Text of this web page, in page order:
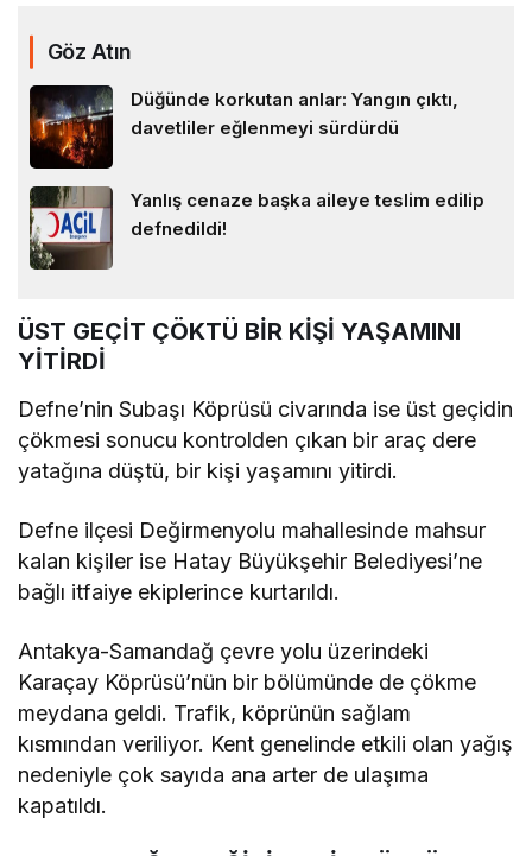
Göz Atın
Düğünde korkutan anlar: Yangın çıktı,
davetliler eğlenmeyi sürdürdü
Yanlış cenaze başka aileye teslim edilip
defnedildi!
ÜST GEÇİT ÇÖKTÜ BİR KİŞİ YAŞAMINI
YİTİRDİ
Defne’nin Subaşı Köprüsü civarında ise üst geçidin
çökmesi sonucu kontrolden çıkan bir araç dere
yatağına düştü, bir kişi yaşamını yitirdi.
Defne ilçesi Değirmenyolu mahallesinde mahsur
kalan kişiler ise Hatay Büyükşehir Belediyesi’ne
bağlı itfaiye ekiplerince kurtarıldı.
Antakya-Samandağ çevre yolu üzerindeki
Karaçay Köprüsü’nün bir bölümünde de çökme
meydana geldi. Trafik, köprünün sağlam
kısmından veriliyor. Kent genelinde etkili olan yağış
nedeniyle çok sayıda ana arter de ulaşıma
kapatıldı.